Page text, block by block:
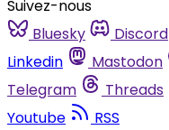
Suivez-nous
Bluesky
Discord
Linkedin
Mastodon
Telegram
Threads
Youtube
RSS